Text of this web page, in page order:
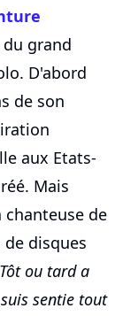
grand
D'abord
de son
aux Etats-
Mais
chanteuse de
disques
ou tard a
sentie tout